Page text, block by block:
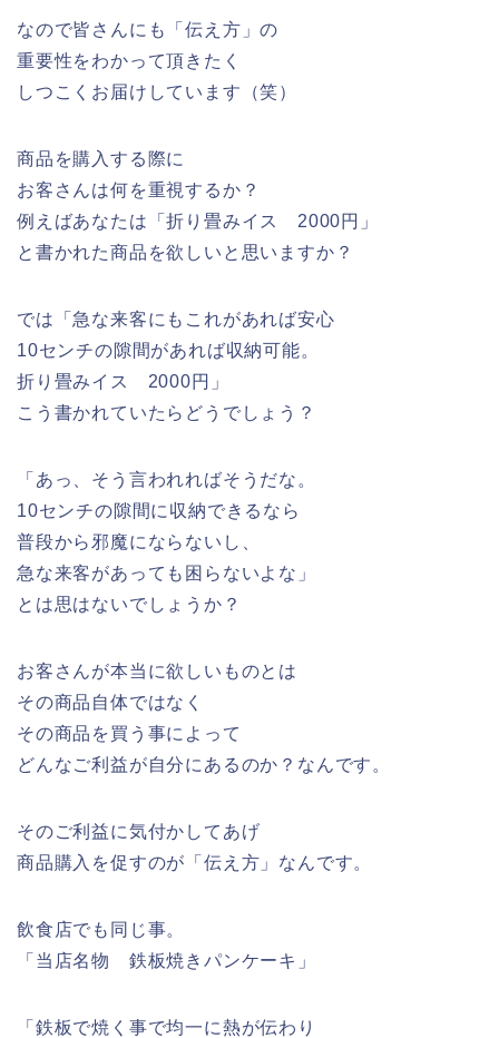
なので皆さんにも「伝え方」の
重要性をわかって頂きたく
しつこくお届けしています（笑）
商品を購入する際に
お客さんは何を重視するか？
例えばあなたは「折り畳みイス 2000円」
と書かれた商品を欲しいと思いますか？
では「急な来客にもこれがあれば安心
10センチの隙間があれば収納可能。
折り畳みイス 2000円」
こう書かれていたらどうでしょう？
「あっ、そう言われればそうだな。
10センチの隙間に収納できるなら
普段から邪魔にならないし、
急な来客があっても困らないよな」
とは思はないでしょうか？
お客さんが本当に欲しいものとは
その商品自体ではなく
その商品を買う事によって
どんなご利益が自分にあるのか？なんです。
そのご利益に気付かしてあげ
商品購入を促すのが「伝え方」なんです。
飲食店でも同じ事。
「当店名物 鉄板焼きパンケーキ」
「鉄板で焼く事で均一に熱が伝わり